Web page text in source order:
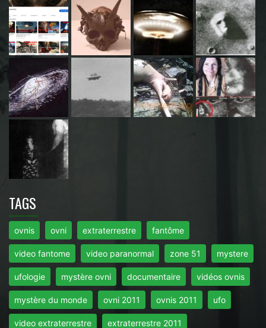
TAGS
ovnis ovni extraterrestre fantôme
video fantome video paranormal zone 51 mystere
ufologie mystère ovni documentaire vidéos ovnis
mystère du monde ovni 2011 ovnis 2011 ufo
video extraterrestre extraterrestre 2011